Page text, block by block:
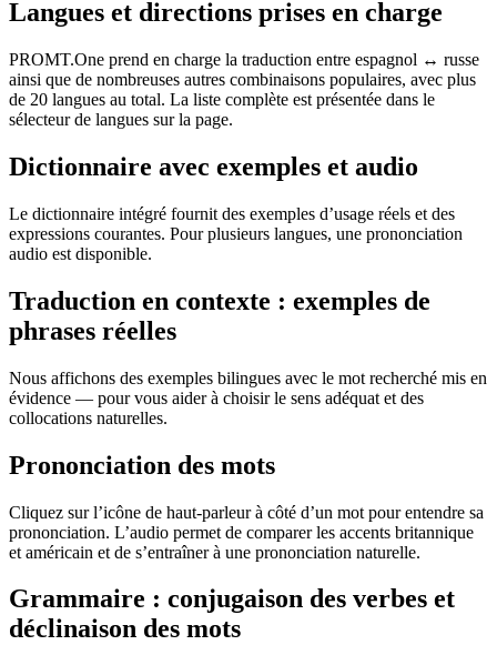
Langues et directions prises en charge
PROMT.One prend en charge la traduction entre espagnol ↔ russe
ainsi que de nombreuses autres combinaisons populaires, avec plus
de 20 langues au total. La liste complète est présentée dans le
sélecteur de langues sur la page.
Dictionnaire avec exemples et audio
Le dictionnaire intégré fournit des exemples d’usage réels et des
expressions courantes. Pour plusieurs langues, une prononciation
audio est disponible.
Traduction en contexte : exemples de
phrases réelles
Nous affichons des exemples bilingues avec le mot recherché mis en
évidence — pour vous aider à choisir le sens adéquat et des
collocations naturelles.
Prononciation des mots
Cliquez sur l’icône de haut-parleur à côté d’un mot pour entendre sa
prononciation. L’audio permet de comparer les accents britannique
et américain et de s’entraîner à une prononciation naturelle.
Grammaire : conjugaison des verbes et
déclinaison des mots